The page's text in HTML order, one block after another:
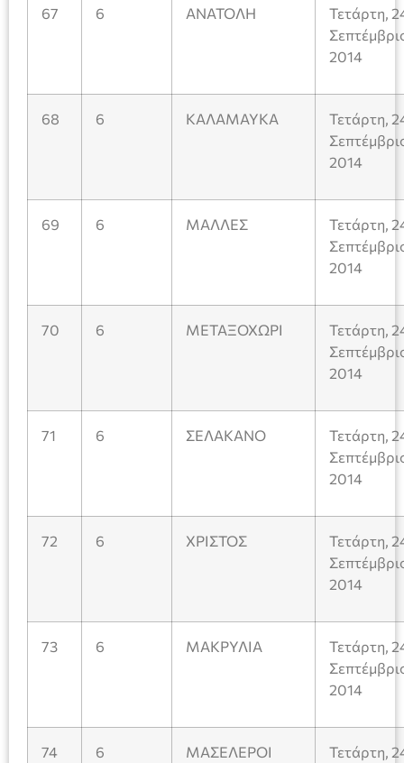
67 6 ΑΝΑΤΟΛΗ
Τετάρτη,
2014
68 6 ΚΑΛΑΜΑΥΚΑ
Τετάρτη,
2014
69 6 ΜΑΛΛΕΣ
Τετάρτη,
2014
70 6 ΜΕΤΑΞΟΧΩΡΙ
Τετάρτη,
2014
71 6 ΣΕΛΑΚΑΝΟ
Τετάρτη,
2014
72 6 ΧΡΙΣΤΟΣ
Τετάρτη,
2014
73 6 ΜΑΚΡΥΛΙΑ
Τετάρτη,
2014
74 6 ΜΑΣΕΛΕΡΟΙ
Τετάρτη,